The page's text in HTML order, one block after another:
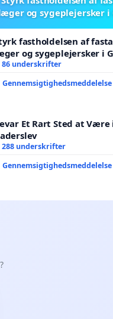
og sygeplejersker i
fastholdelsen af
og sygeplejersker i
86 underskrifter
Gennemsigtighedsmeddelelse
Et Rart Sted at Være
288 underskrifter
Gennemsigtighedsmeddelelse